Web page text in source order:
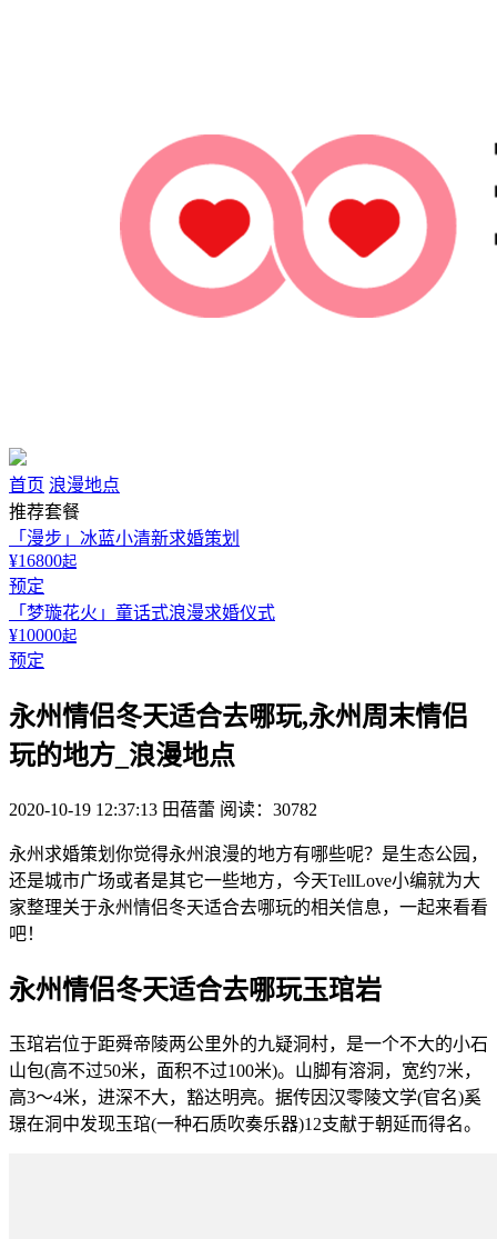
首页 浪漫地点
推荐套餐
「漫步」冰蓝小清新求婚策划
¥16800起
预定
「梦璇花火」童话式浪漫求婚仪式
¥10000起
预定
永州情侣冬天适合去哪玩,永州周末情侣
玩的地方_浪漫地点
2020-10-19 12:37:13 田蓓蕾 阅读：30782
永州求婚策划你觉得永州浪漫的地方有哪些呢？是生态公园，
还是城市广场或者是其它一些地方，今天TellLove小编就为大
家整理关于永州情侣冬天适合去哪玩的相关信息，一起来看看
吧！
永州情侣冬天适合去哪玩玉琯岩
玉琯岩位于距舜帝陵两公里外的九疑洞村，是一个不大的小石
山包(高不过50米，面积不过100米)。山脚有溶洞，宽约7米，
高3～4米，进深不大，豁达明亮。据传因汉零陵文学(官名)奚
璟在洞中发现玉琯(一种石质吹奏乐器)12支献于朝延而得名。